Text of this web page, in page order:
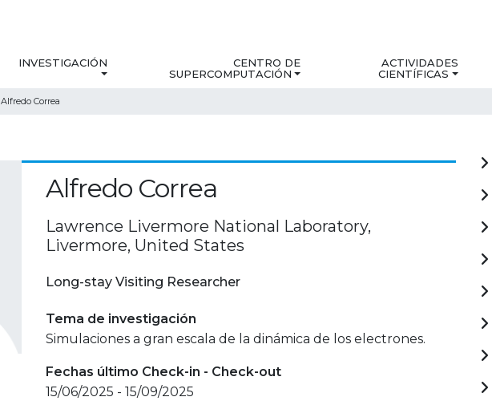
INVESTIGACIÓN
CENTRO DE
SUPERCOMPUTACIÓN
ACTIVIDADES
CIENTÍFICAS
Alfredo Correa
Alfredo Correa
Lawrence Livermore National Laboratory,
Livermore, United States
Long-stay Visiting Researcher
Tema de investigación
Simulaciones a gran escala de la dinámica de los electrones.
Fechas último Check-in - Check-out
15/06/2025 - 15/09/2025